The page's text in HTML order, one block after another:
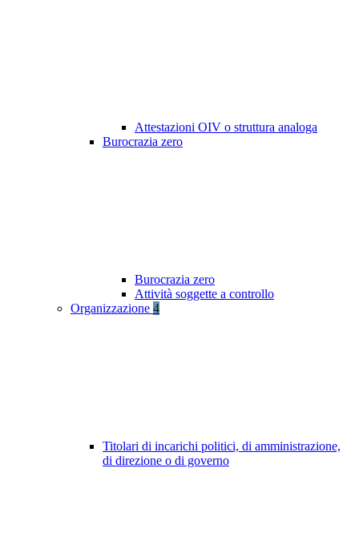
Attestazioni OIV o struttura analoga
Burocrazia zero
Burocrazia zero
Attività soggette a controllo
Organizzazione 4
Titolari di incarichi politici, di amministrazione,
di direzione o di governo